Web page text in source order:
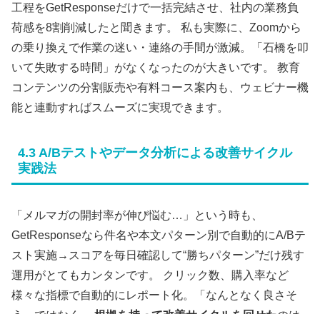
工程をGetResponseだけで一括完結させ、社内の業務負
荷感を8割削減したと聞きます。 私も実際に、Zoomから
の乗り換えで作業の迷い・連絡の手間が激減。「石橋を叩
いて失敗する時間」がなくなったのが大きいです。 教育
コンテンツの分割販売や有料コース案内も、ウェビナー機
能と連動すればスムーズに実現できます。
4.3 A/Bテストやデータ分析による改善サイクル
実践法
「メルマガの開封率が伸び悩む…」という時も、
GetResponseなら件名や本文パターン別で自動的にA/Bテ
スト実施→スコアを毎日確認して“勝ちパターン”だけ残す
運用がとてもカンタンです。 クリック数、購入率など
様々な指標で自動的にレポート化。「なんとなく良さそ